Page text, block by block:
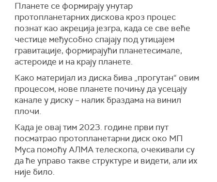
Планете се формирају унутар
протопланетарних дискова кроз процес
познат као акреција језгра, када се све веће
честице међусобно спајају под утицајем
гравитације, формирајући планетесимале,
астероиде и на крају планете.
Како материјал из диска бива „прогутан“ овим
процесом, нове планете почињу да усецају
канале у диску – налик браздама на винил
плочи.
Када је овај тим 2023. године први пут
посматрао протопланетарни диск око МП
Муса помоћу АЛМА телескопа, очекивали су
да ће управо такве структуре и видети, али их
није било.